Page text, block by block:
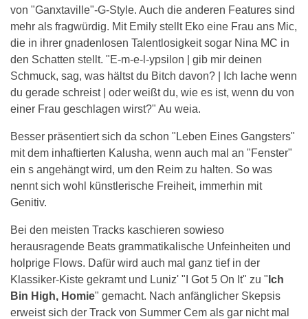
von "Ganxtaville"-G-Style. Auch die anderen Features sind
mehr als fragwürdig. Mit Emily stellt Eko eine Frau ans Mic,
die in ihrer gnadenlosen Talentlosigkeit sogar Nina MC in
den Schatten stellt. "E-m-e-l-ypsilon | gib mir deinen
Schmuck, sag, was hältst du Bitch davon? | Ich lache wenn
du gerade schreist | oder weißt du, wie es ist, wenn du von
einer Frau geschlagen wirst?" Au weia.
Besser präsentiert sich da schon "Leben Eines Gangsters"
mit dem inhaftierten Kalusha, wenn auch mal an "Fenster"
ein s angehängt wird, um den Reim zu halten. So was
nennt sich wohl künstlerische Freiheit, immerhin mit
Genitiv.
Bei den meisten Tracks kaschieren sowieso
herausragende Beats grammatikalische Unfeinheiten und
holprige Flows. Dafür wird auch mal ganz tief in der
Klassiker-Kiste gekramt und Luniz' "I Got 5 On It" zu " Ich
Bin High, Homie" gemacht. Nach anfänglicher Skepsis
erweist sich der Track von Summer Cem als gar nicht mal